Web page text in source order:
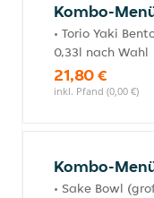
Kombo-
• Torio Yaki
0,33l nach Wahl
21,80 €
inkl. Pfand (0,00 €)
Kombo-
• Sake Bowl